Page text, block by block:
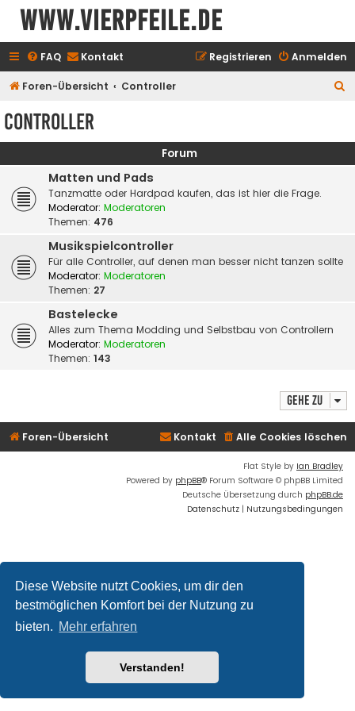
Diese Website nutzt Cookies, um dir den
bestmöglichen Komfort bei der Nutzung zu
bieten. Mehr erfahren
Verstanden!
www.vierpfeile.de
FAQ Kontakt Anmelden
Registrieren
Foren-Übersicht Controller
e
Controller
Forum
Matten und Pads
Tanzmatte oder Hardpad kaufen, das ist hier die Frage.
Moderator: Moderatoren
Themen: 476
Musikspielcontroller
Für alle Controller, auf denen man besser nicht tanzen sollte
Moderator: Moderatoren
Themen: 27
Bastelecke
Alles zum Thema Modding und Selbstbau von Controllern
Moderator: Moderatoren
Themen: 143
Gehe zu
Foren-Übersicht Alle Cookies löschen
Kontakt
Flat Style by Ian Bradley
Powered by phpBB® Forum Software © phpBB Limited
Deutsche Übersetzung durch phpBB.de
Datenschutz | Nutzungsbedingungen